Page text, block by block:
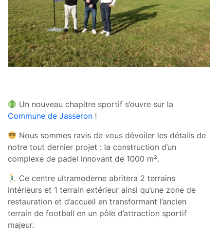
Un nouveau chapitre sportif s’ouvre sur la
Commune de Jasseron !
Nous sommes ravis de vous dévoiler les détails de
notre tout dernier projet : la construction d’un
complexe de padel innovant de 1000 m².
Ce centre ultramoderne abritera 2 terrains
intérieurs et 1 terrain extérieur ainsi qu’une zone de
restauration et d’accueil en transformant l’ancien
terrain de football en un pôle d’attraction sportif
majeur.